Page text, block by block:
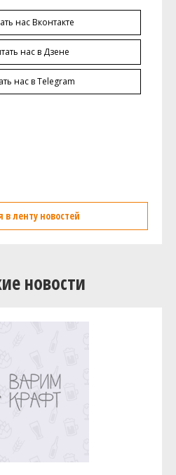
нас Вконтакте
нас в Дзене
нас в Telegram
в ленту новостей
новости